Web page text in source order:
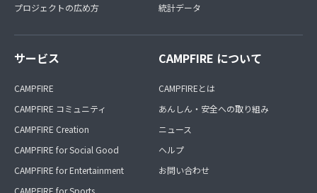
プロジェクトの広め方
統計データ
サービス
CAMPFIRE
CAMPFIRE コミュニティ
CAMPFIRE Creation
CAMPFIRE for Social Good
CAMPFIRE for Entertainment
CAMPFIRE for Sports
CAMPFIRE について
CAMPFIREとは
あんしん・安全への取り組み
ニュース
ヘルプ
お問い合わせ